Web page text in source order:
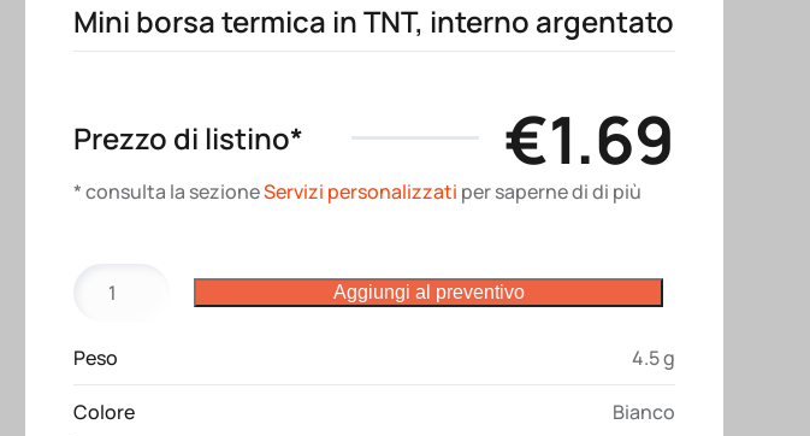
Mini borsa termica in TNT, interno argentato
Prezzo di listino* €1.69
* consulta la sezioneServizi personalizzati per saperne di di più
borsa
in
TNT,
interno
Aggiungi al preventivo
Peso 4.5 g
Colore Bianco